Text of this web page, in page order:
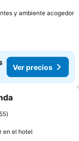
y ambiente acogedor
Ver precios
en el hotel